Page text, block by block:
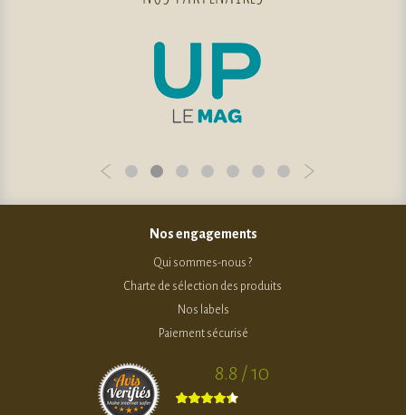
Nos engagements
Qui sommes-nous ?
Charte de sélection des produits
Nos labels
Paiement sécurisé
8.8 / 10